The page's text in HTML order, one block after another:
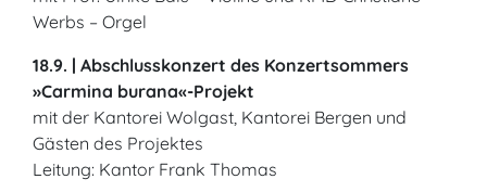
Werbs – Orgel
18.9. | Abschlusskonzert des Konzertsommers
»Carmina burana«-Projekt
mit der Kantorei Wolgast, Kantorei Bergen und
Gästen des Projektes
Leitung: Kantor Frank Thomas